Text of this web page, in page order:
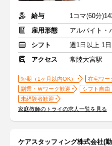
給与
1コマ(60分
雇用形態
アルバイト・
シフト
週1日以上 1
アクセス
常陸大宮駅
短期（1ヶ月以内OK）
在宅ワー
副業・Ｗワーク歓迎
シフト自由
未経験者歓迎
家庭教師のトライの求人一覧を見る
ケアスタッフィング株式会社(